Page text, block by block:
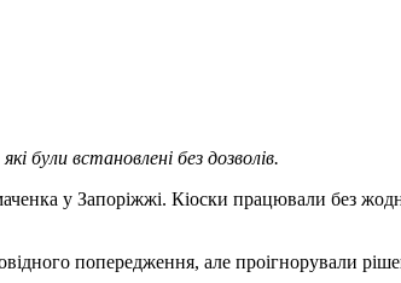
були встановлені без дозволів.
у Запоріжжі. Кіоски працювали без
попередження, але проігнорували